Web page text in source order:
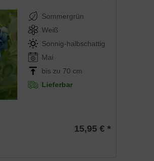
Sommergrün
Weiß
Sonnig-halbschattig
Mai
bis zu 70 cm
Lieferbar
15,95 € *